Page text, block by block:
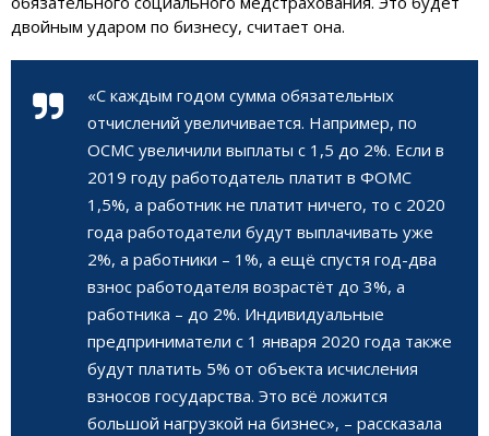
двойным ударом по бизнесу, считает она.
«С каждым годом сумма обязательных
отчислений увеличивается. Например, по
ОСМС увеличили выплаты с 1,5 до 2%. Если в
2019 году работодатель платит в ФОМС
1,5%, а работник не платит ничего, то с 2020
года работодатели будут выплачивать уже
2%, а работники – 1%, а ещё спустя год-два
взнос работодателя возрастёт до 3%, а
работника – до 2%. Индивидуальные
предприниматели с 1 января 2020 года также
будут платить 5% от объекта исчисления
взносов государства. Это всё ложится
большой нагрузкой на бизнес», – рассказала